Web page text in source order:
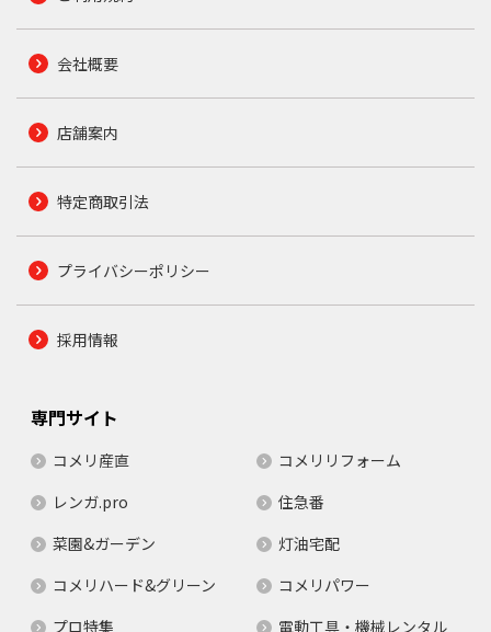
会社概要
店舗案内
特定商取引法
プライバシーポリシー
採用情報
専門サイト
コメリ産直
コメリリフォーム
レンガ.pro
住急番
菜園&ガーデン
灯油宅配
コメリハード&グリーン
コメリパワー
プロ特集
電動工具・機械レンタル